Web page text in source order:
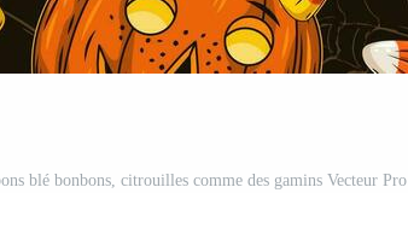
blé bonbons, citrouilles comme des gamins Vecteur Pro